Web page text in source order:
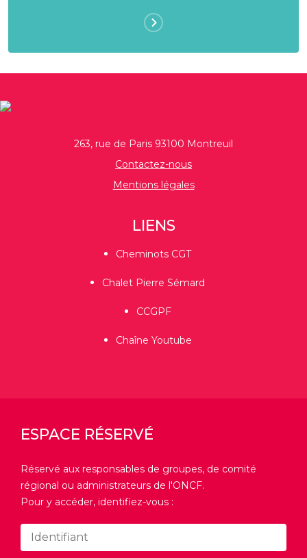
263, rue de Paris 93100 Montreuil
Contactez-nous
Mentions légales
LIENS
Cheminots CGT
Chalet Pierre Sémard
CCGPF
Chaîne Youtube
ESPACE RÉSERVÉ
Réservé aux responsables de groupes, de comité
régional ou administrateurs de l'ONCF.
Pour y accéder, identifiez-vous :